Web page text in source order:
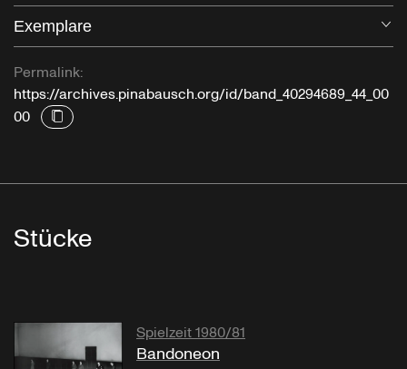
Exemplare
Permalink:
https://archives.pinabausch.org/id/band_40294689_44_00
00
Stücke
Spielzeit 1980/81
Bandoneon